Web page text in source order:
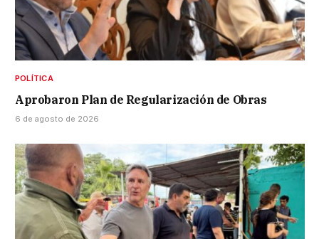
POLÍTICA
Aprobaron Plan de Regularización de Obras
6 de agosto de 2026